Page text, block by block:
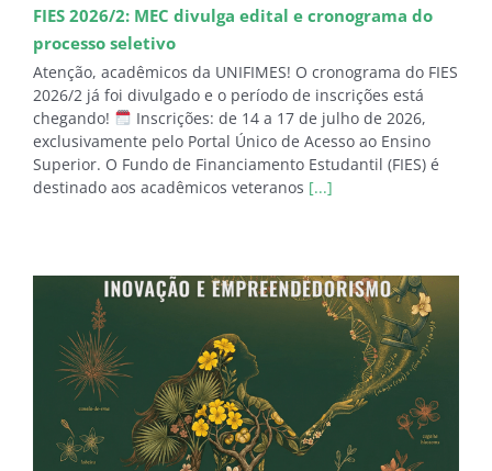
FIES 2026/2: MEC divulga edital e cronograma do
processo seletivo
Atenção, acadêmicos da UNIFIMES! O cronograma do FIES
2026/2 já foi divulgado e o período de inscrições está
chegando!
Inscrições: de 14 a 17 de julho de 2026,
exclusivamente pelo Portal Único de Acesso ao Ensino
Superior. O Fundo de Financiamento Estudantil (FIES) é
destinado aos acadêmicos veteranos [...]